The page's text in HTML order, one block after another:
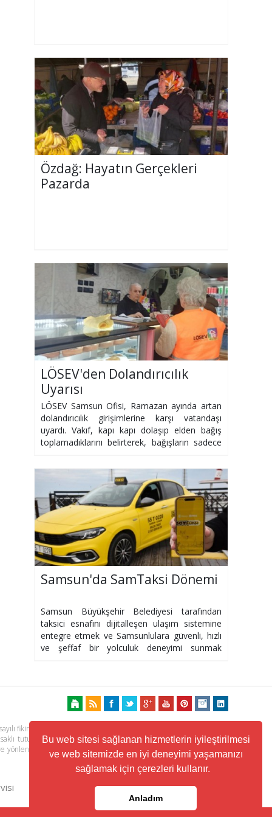
Bu web sitesi sağlanan hizmetlerin iyileştirilmesi
ve web sitemizde en iyi deneyimi yaşamanızı
sağlamak için çerezleri kullanır.
Anladım
Özdağ: Hayatın Gerçekleri
Pazarda
LÖSEV'den Dolandırıcılık
Uyarısı
LÖSEV Samsun Ofisi, Ramazan ayında artan
dolandırıcılık girişimlerine karşı vatandaşı
uyardı. Vakıf, kapı kapı dolaşıp elden bağış
toplamadıklarını belirterek, bağışların sadece
Samsun'da SamTaksi Dönemi
Samsun Büyükşehir Belediyesi tarafından
taksici esnafını dijitalleşen ulaşım sistemine
entegre etmek ve Samsunlulara güvenli, hızlı
ve şeffaf bir yolculuk deneyimi sunmak
fikir ve sanat eserleri kanunu ile korunmaktadır. Her türlü haber,
tutulmaktadır. Yayınlanan köşe yazılarından, haberlere ve köşe
yönlendiren linklerin içeriklerinden www.kuzeyhaber.com sorumlu
Trafik ve Yol Durumu